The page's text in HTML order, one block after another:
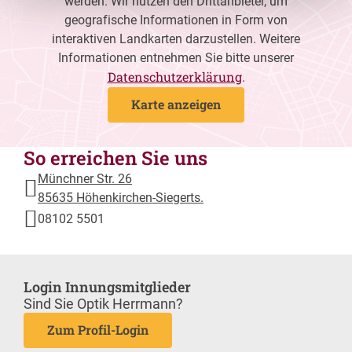
geografische Informationen in Form von
interaktiven Landkarten darzustellen. Weitere
Informationen entnehmen Sie bitte unserer
Datenschutzerklärung.
Karte anzeigen
So erreichen Sie uns
Münchner Str. 26
85635 Höhenkirchen-Siegerts.
08102 5501
Login Innungsmitglieder
Sind Sie Optik Herrmann?
Zum Profil-Login